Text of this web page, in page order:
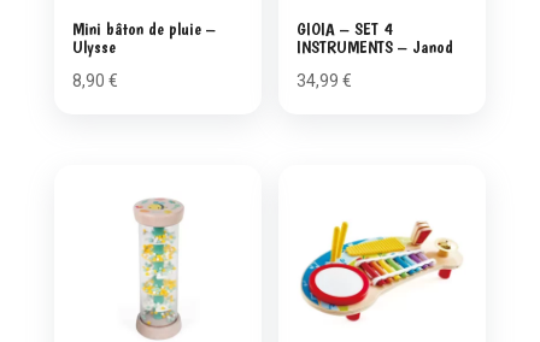
Mini bâton de pluie –
Ulysse
8,90 €
GIOIA – SET 4
INSTRUMENTS – Janod
34,99€